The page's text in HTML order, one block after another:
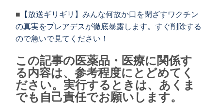
■ 【放送ギリギリ】みんな何故か口を閉ざすワクチン
の真実をプレアデスが徹底暴露します。すぐ削除する
ので急いで見てください！
この記事の医薬品・医療に関係す
る内容は、参考程度にとどめてく
ださい。実行するときは、あくま
でも自己責任でお願いします。